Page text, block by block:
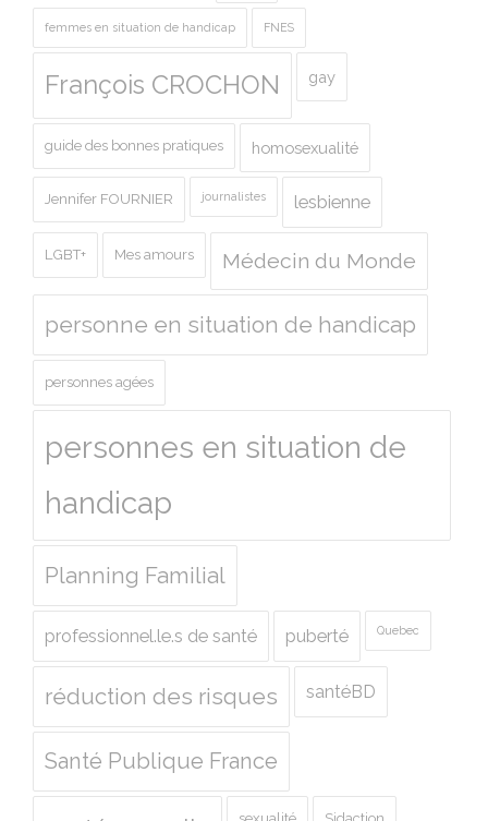
femmes en situation de handicap FNES
François CROCHON gay
guide des bonnes pratiques homosexualité
Jennifer FOURNIER journalistes lesbienne
LGBT+ Mes amours Médecin du Monde
personne en situation de handicap
personnes agées
personnes en situation de
handicap
Planning Familial
professionnel.le.s de santé puberté Quebec
réduction des risques santéBD
Santé Publique France